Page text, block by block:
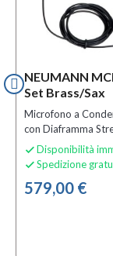
NEUMANN
Set Brass/Sax
Microfono a
con Diaframma
 Disponibilità
 Spedizione
579,00 €